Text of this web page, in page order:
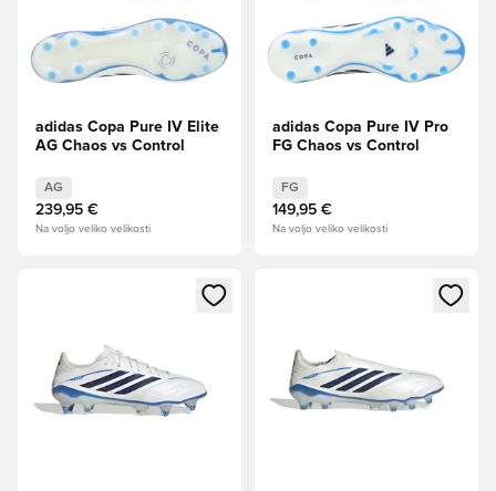
adidas Copa Pure IV Elite
AG Chaos vs Control
AG
239,95 €
Na voljo veliko velikosti
adidas Copa Pure IV Pro
FG Chaos vs Control
FG
149,95 €
Na voljo veliko velikosti
Odpre Modal za prijavo ali vpis kot članOdpre Modal za prijavo ali